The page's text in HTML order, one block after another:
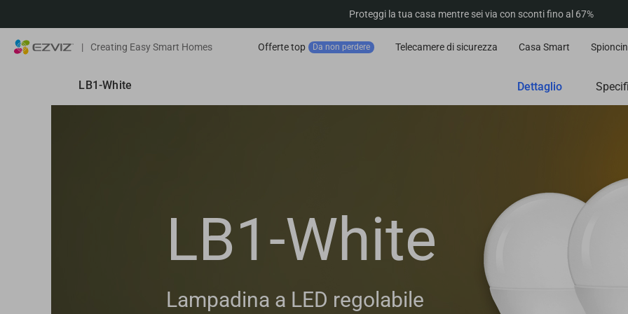
Proteggi la tua casa mentre sei via con sconti fino al 67%
| Creating Easy Smart Homes Offerte top Da non perdere Telecamere di sicurezza Casa Smart
Dettaglio
LB1-White
LB1-White
Lampadina a LED regolabile